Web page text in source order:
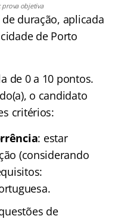
prova objetiva
duração, aplicada
de Porto
de 0 a 10 pontos.
o candidato
critérios:
: estar
(considerando
de